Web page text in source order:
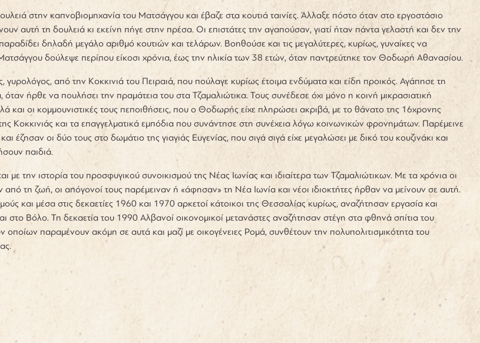
στην καπνοβιομηχανία του Ματσάγγου και έβαζε στα κουτιά ταινίες. Άλλαξε πόστο όταν στο εργοστάσιο
αυτή τη δουλειά κι εκείνη πήγε στην πρέσα. Οι επιστάτες την αγαπούσαν, γιατί ήταν πάντα γελαστή και δεν την
δηλαδή μεγάλο αριθμό κουτιών και τελάρων. Βοηθούσε και τις μεγαλύτερες, κυρίως, γυναίκες να
δούλεψε περίπου είκοσι χρόνια, έως την ηλικία των 38 ετών, όταν παντρεύτηκε τον Θοδωρή Αθανασίου.
από την Κοκκινιά του Πειραιά, που πούλαγε κυρίως έτοιμα ενδύματα και είδη προικός. Αγάπησε τη
ήρθε να πουλήσει την πραμάτεια του στα Τζαμαλιώτικα. Τους συνέδεσε όχι μόνο η κοινή μικρασιατική
και οι κομμουνιστικές τους πεποιθήσεις, που ο Θοδωρής είχε πληρώσει ακριβά, με το θάνατο της 16χρονης
Κοκκινιάς και τα επαγγελματικά εμπόδια που συνάντησε στη συνέχεια λόγω κοινωνικών φρονημάτων. Παρέμεινε
έζησαν οι δύο τους στο δωμάτιο της γιαγιάς Ευγενίας, που σιγά σιγά είχε μεγαλώσει με δικό του κουζινάκι και
παιδιά.
με την ιστορία του προσφυγικού συνοικισμού της Νέας Ιωνίας και ιδιαίτερα των Τζαμαλιώτικων. Με τα χρόνια οι
τη ζωή, οι απόγονοί τους παρέμειναν ή «άφησαν» τη Νέα Ιωνία και νέοι ιδιοκτήτες ήρθαν να μείνουν σε αυτή.
και μέσα στις δεκαετίες 1960 και 1970 αρκετοί κάτοικοι της Θεσσαλίας κυρίως, αναζήτησαν εργασία και
στο Βόλο. Τη δεκαετία του 1990 Αλβανοί οικονομικοί μετανάστες αναζήτησαν στέγη στα φθηνά σπίτια του
οποίων παραμένουν ακόμη σε αυτά και μαζί με οικογένειες Ρομά, συνθέτουν την πολυπολιτισμικότητα του